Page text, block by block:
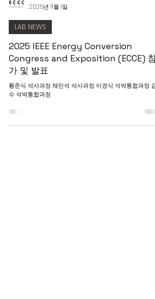
ECCC
2025년 11월 1일
LAB NEWS
2025 IEEE Energy Conversion
Congress and Exposition (ECCE) 참
가 및 발표